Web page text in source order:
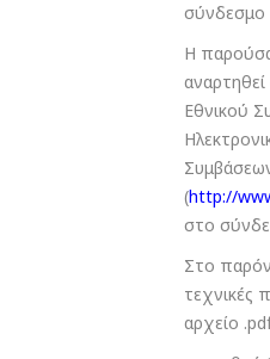
σύνδεσμο
Η
Εθνικού
(http://
στο
Στο
τεχνικές
αρχείο